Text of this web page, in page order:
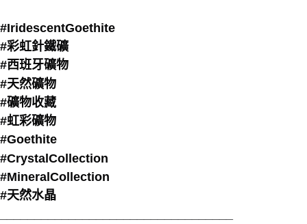
#IridescentGoethite
#彩虹針鐵礦
#西班牙礦物
#天然礦物
#礦物收藏
#虹彩礦物
#Goethite
#CrystalCollection
#MineralCollection
#天然水晶